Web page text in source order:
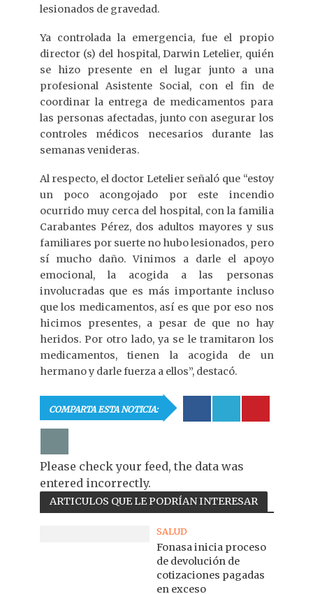
lesionados de gravedad.
Ya controlada la emergencia, fue el propio
director (s) del hospital, Darwin Letelier, quién
se hizo presente en el lugar junto a una
profesional Asistente Social, con el fin de
coordinar la entrega de medicamentos para
las personas afectadas, junto con asegurar los
controles médicos necesarios durante las
semanas venideras.
Al respecto, el doctor Letelier señaló que “estoy
un poco acongojado por este incendio
ocurrido muy cerca del hospital, con la familia
Carabantes Pérez, dos adultos mayores y sus
familiares por suerte no hubo lesionados, pero
sí mucho daño. Vinimos a darle el apoyo
emocional, la acogida a las personas
involucradas que es más importante incluso
que los medicamentos, así es que por eso nos
hicimos presentes, a pesar de que no hay
heridos. Por otro lado, ya se le tramitaron los
medicamentos, tienen la acogida de un
hermano y darle fuerza a ellos”, destacó.
COMPARTA ESTA NOTICIA:
Please check your feed, the data was
entered incorrectly.
ARTICULOS QUE LE PODRÍAN INTERESAR
SALUD
Fonasa inicia proceso
de devolución de
cotizaciones pagadas
en exceso